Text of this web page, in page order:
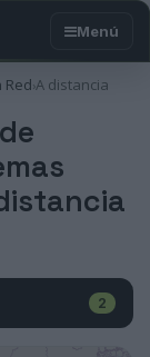
›A distancia
2